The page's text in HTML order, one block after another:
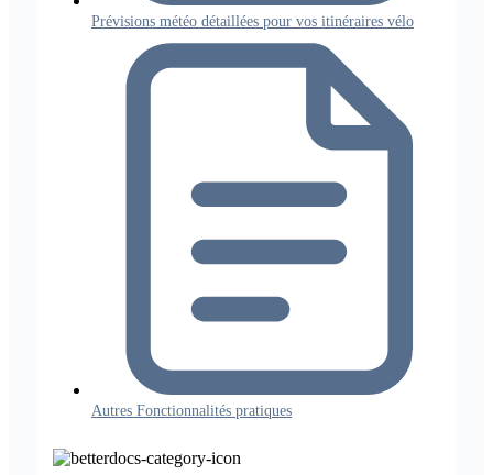
Prévisions météo détaillées pour vos itinéraires vélo
Autres Fonctionnalités pratiques